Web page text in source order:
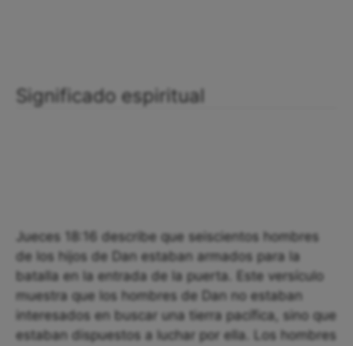
Significado espiritual
Jueces 18:16 describe que seiscientos hombres
de los hijos de Dan estaban armados para la
batalla en la entrada de la puerta. Este versículo
muestra que los hombres de Dan no estaban
interesados ​​en buscar una tierra pacífica, sino que
estaban dispuestos a luchar por ella. Los hombres